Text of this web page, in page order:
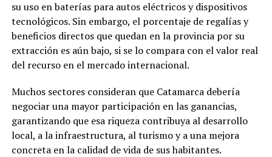
su uso en baterías para autos eléctricos y dispositivos
tecnológicos. Sin embargo, el porcentaje de regalías y
beneficios directos que quedan en la provincia por su
extracción es aún bajo, si se lo compara con el valor real
del recurso en el mercado internacional.
Muchos sectores consideran que Catamarca debería
negociar una mayor participación en las ganancias,
garantizando que esa riqueza contribuya al desarrollo
local, a la infraestructura, al turismo y a una mejora
concreta en la calidad de vida de sus habitantes.